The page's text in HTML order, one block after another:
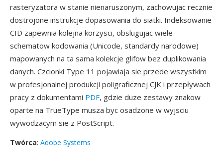
rasteryzatora w stanie nienaruszonym, zachowujac recznie
dostrojone instrukcje dopasowania do siatki. Indeksowanie
CID zapewnia kolejna korzysci, obslugujac wiele
schematow kodowania (Unicode, standardy narodowe)
mapowanych na ta sama kolekcje glifow bez duplikowania
danych. Czcionki Type 11 pojawiaja sie przede wszystkim
w profesjonalnej produkcji poligraficznej CJK i przepływach
pracy z dokumentami PDF, gdzie duze zestawy znakow
oparte na TrueType musza byc osadzone w wyjsciu
wywodzacym sie z PostScript.
Twórca: Adobe Systems